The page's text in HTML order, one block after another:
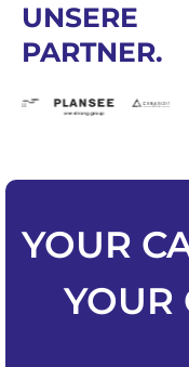
UNSERE
PARTNER.
YOUR
YOUR